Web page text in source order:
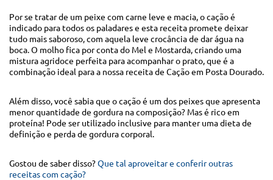
Por se tratar de um peixe com carne leve e macia, o cação é
indicado para todos os paladares e esta receita promete deixar
tudo mais saboroso, com aquela leve crocância de dar água na
boca. O molho fica por conta do Mel e Mostarda, criando uma
mistura agridoce perfeita para acompanhar o prato, que é a
combinação ideal para a nossa receita de Cação em Posta Dourado.
Além disso, você sabia que o cação é um dos peixes que apresenta
menor quantidade de gordura na composição? Mas é rico em
proteína! Pode ser utilizado inclusive para manter uma dieta de
definição e perda de gordura corporal.
Gostou de saber disso?Que tal aproveitar e conferir outras
receitas com cação?